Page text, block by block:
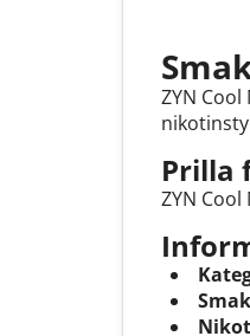
ZYN
Prilla
ZYN